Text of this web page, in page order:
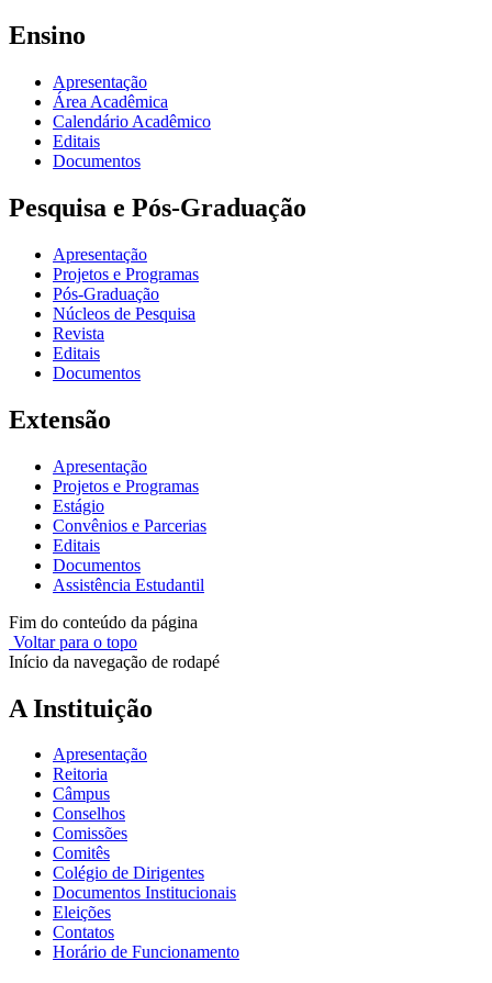
Ensino
Apresentação
Área Acadêmica
Calendário Acadêmico
Editais
Documentos
Pesquisa e Pós-Graduação
Apresentação
Projetos e Programas
Pós-Graduação
Núcleos de Pesquisa
Revista
Editais
Documentos
Extensão
Apresentação
Projetos e Programas
Estágio
Convênios e Parcerias
Editais
Documentos
Assistência Estudantil
Fim do conteúdo da página
Voltar para o topo
Início da navegação de rodapé
A Instituição
Apresentação
Reitoria
Câmpus
Conselhos
Comissões
Comitês
Colégio de Dirigentes
Documentos Institucionais
Eleições
Contatos
Horário de Funcionamento